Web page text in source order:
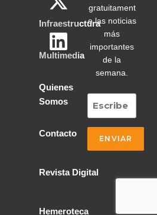
Infraestructura
Multimedia
Quienes
Somos
Contacto
Revista Digital
Hemeroteca
gratuitament
e las noticias
más
importantes
de la
semana.